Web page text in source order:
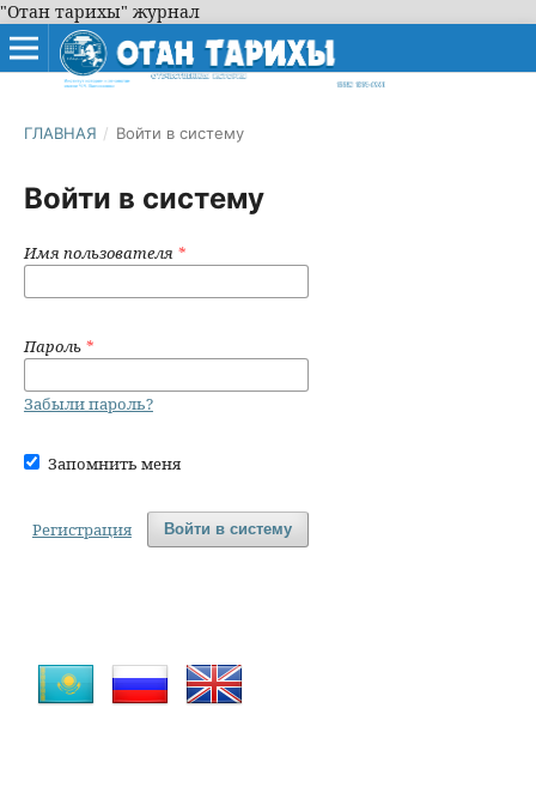
"Отан тарихы" журнал
ГЛАВНАЯ / Войти в систему
Войти в систему
Имя пользователя *
Пароль *
Забыли пароль?
Запомнить меня
Войти в систему
Регистрация